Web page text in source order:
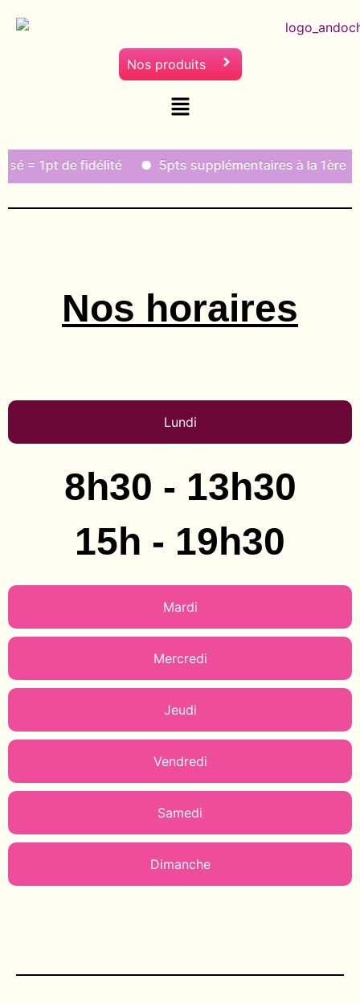
Nos produits
= 1pt de fidélité 5pts supplémentaires à la 1ère
Nos horaires
Lundi
Mardi
Mercredi
Jeudi
Vendredi
Samedi
Dimanche
8h30 - 13h30
15h - 19h30